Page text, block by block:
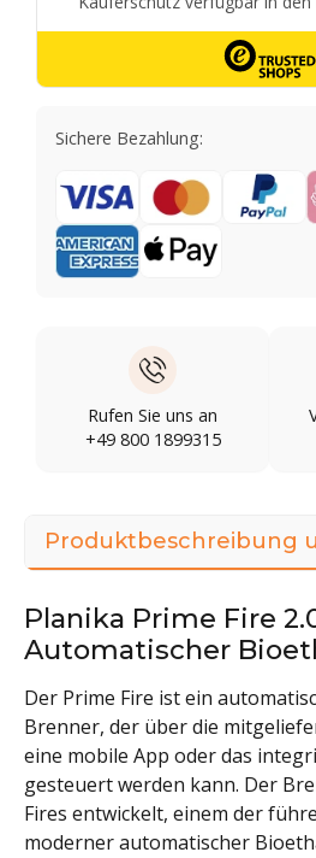
Sichere Bezahlung:
Rufen Sie uns an
+49 800 1899315
Produktbeschreibung
Planika Prime Fire
Automatischer
Der Prime Fire ist ein
Brenner, der über die
eine mobile App oder das
gesteuert werden kann. Der
Fires entwickelt, einem der
moderner automatischer